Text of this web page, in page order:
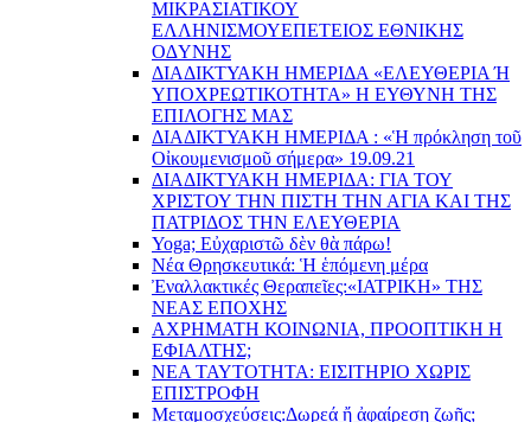
ΜΙΚΡΑΣΙΑΤΙΚΟΥ
EΛΛΗΝΙΣΜΟΥEΠEΤΕΙΟΣ EΘΝΙΚHΣ
O∆YΝΗΣ
ΔΙΑΔΙΚΤΥΑΚΗ ΗΜΕΡΙΔΑ «EΛΕΥΘΕΡΙΑ Ή
YΠΟΧΡΕΩΤΙΚΟΤΗΤΑ» Η ΕΥΘΥΝΗ ΤΗΣ
EΠΙΛΟΓΗΣ ΜΑΣ
ΔΙΑΔΙΚΤΥΑΚΗ ΗΜΕΡΙΔΑ : «Ἡ πρόκληση τοῦ
Οἰκουμενισμοῦ σήμερα» 19.09.21
ΔΙΑΔΙΚΤΥΑΚΗ ΗΜΕΡΙΔΑ: ΓΙΑ ΤΟΥ
ΧΡΙΣΤΟΥ ΤΗΝ ΠΙΣΤΗ ΤΗΝ ΑΓΙΑ ΚΑΙ ΤΗΣ
ΠΑΤΡΙΔΟΣ ΤΗΝ ΕΛΕΥΘΕΡΙΑ
Yoga; Εὐχαριστῶ δὲν θὰ πάρω!
Νέα Θρησκευτικά: Ἡ ἑπόμενη μέρα
Ἐναλλακτικές Θεραπεῖες:«ΙΑΤΡΙΚΗ» ΤΗΣ
ΝΕΑΣ ΕΠΟΧΗΣ
ΑΧΡΗΜΑΤΗ ΚΟΙΝΩΝΙΑ, ΠΡΟΟΠΤΙΚΗ Η
ΕΦΙΑΛΤΗΣ;
ΝΕΑ ΤΑΥΤΟΤΗΤΑ: ΕΙΣΙΤΗΡΙΟ ΧΩΡΙΣ
ΕΠΙΣΤΡΟΦΗ
Μεταμοσχεύσεις:Δωρεά ἤ ἀφαίρεση ζωῆς;